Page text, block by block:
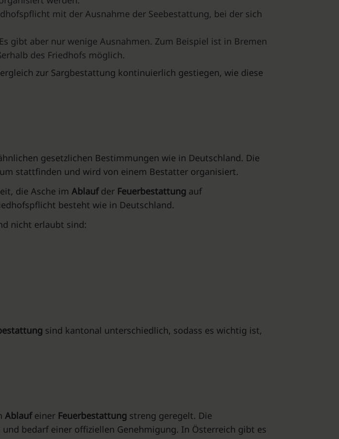
mit der Ausnahme der Seebestattung, bei der sich
gibt aber nur wenige Ausnahmen. Zum Beispiel ist in Bremen
des Friedhofs möglich.
zur Sargbestattung kontinuierlich gestiegen, wie diese
gesetzlichen Bestimmungen wie in Deutschland. Die
stattfinden und wird von einem Bestatter organisiert.
die Asche im Ablaufder Feuerbestattung auf
besteht wie in Deutschland.
nicht erlaubt sind:
sind kantonal unterschiedlich, sodass es wichtig ist,
Ablaufeiner Feuerbestattung streng geregelt. Die
bedarf einer offiziellen Genehmigung. In Österreich gibt es